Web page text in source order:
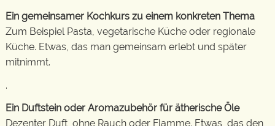
Ein gemeinsamer Kochkurs zu einem konkreten Thema
Zum Beispiel Pasta, vegetarische Küche oder regionale
Küche. Etwas, das man gemeinsam erlebt und später
mitnimmt.
.
Ein Duftstein oder Aromazubehör für ätherische Öle
Dezenter Duft, ohne Rauch oder Flamme. Etwas, das den